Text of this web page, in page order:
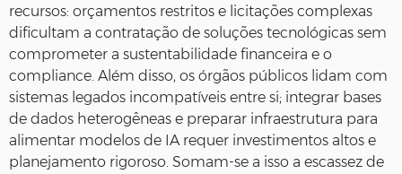
recursos: orçamentos restritos e licitações complexas
dificultam a contratação de soluções tecnológicas sem
comprometer a sustentabilidade financeira e o
compliance. Além disso, os órgãos públicos lidam com
sistemas legados incompatíveis entre si; integrar bases
de dados heterogêneas e preparar infraestrutura para
alimentar modelos de IA requer investimentos altos e
planejamento rigoroso. Somam‑se a isso a escassez de